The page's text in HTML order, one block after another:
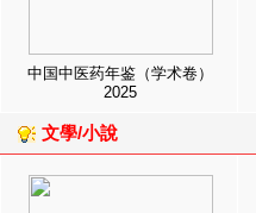
中国中医药年鉴（学术卷）
2025
文學/小說